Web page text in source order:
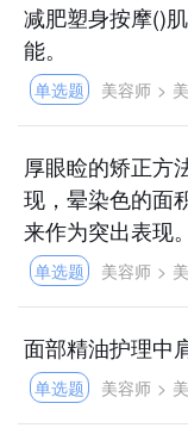
减肥塑身按摩()
能。
单选题 美容师 >
厚眼睑的矫正方
现，晕染色的面
来作为突出表现。
单选题 美容师 >
面部精油护理中
单选题 美容师 >